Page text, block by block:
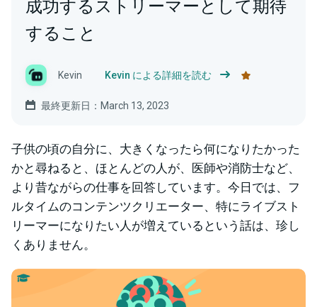
成功するストリーマーとして期待
すること
Kevin Kevin による詳細を読む
最終更新日：March 13, 2023
子供の頃の自分に、大きくなったら何になりたかった
かと尋ねると、ほとんどの人が、医師や消防士など、
より昔ながらの仕事を回答しています。今日では、フ
ルタイムのコンテンツクリエーター、特にライブスト
リーマーになりたい人が増えているという話は、珍し
くありません。